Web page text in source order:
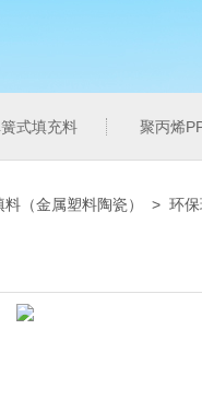
式填充料 聚丙烯
（金属塑料陶瓷） > 环